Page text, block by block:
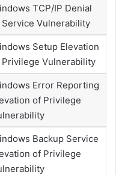
TCP/IP Denial
Vulnerability
Setup Elevation
Vulnerability
Error Reporting
of Privilege
Backup Service
of Privilege